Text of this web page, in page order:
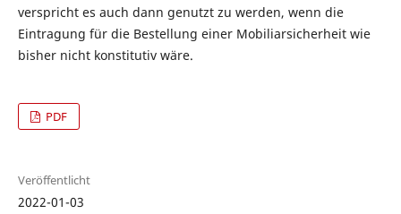
verspricht es auch dann genutzt zu werden, wenn die
Eintragung für die Bestellung einer Mobiliarsicherheit wie
bisher nicht konstitutiv wäre.
PDF
Veröffentlicht
2022-01-03